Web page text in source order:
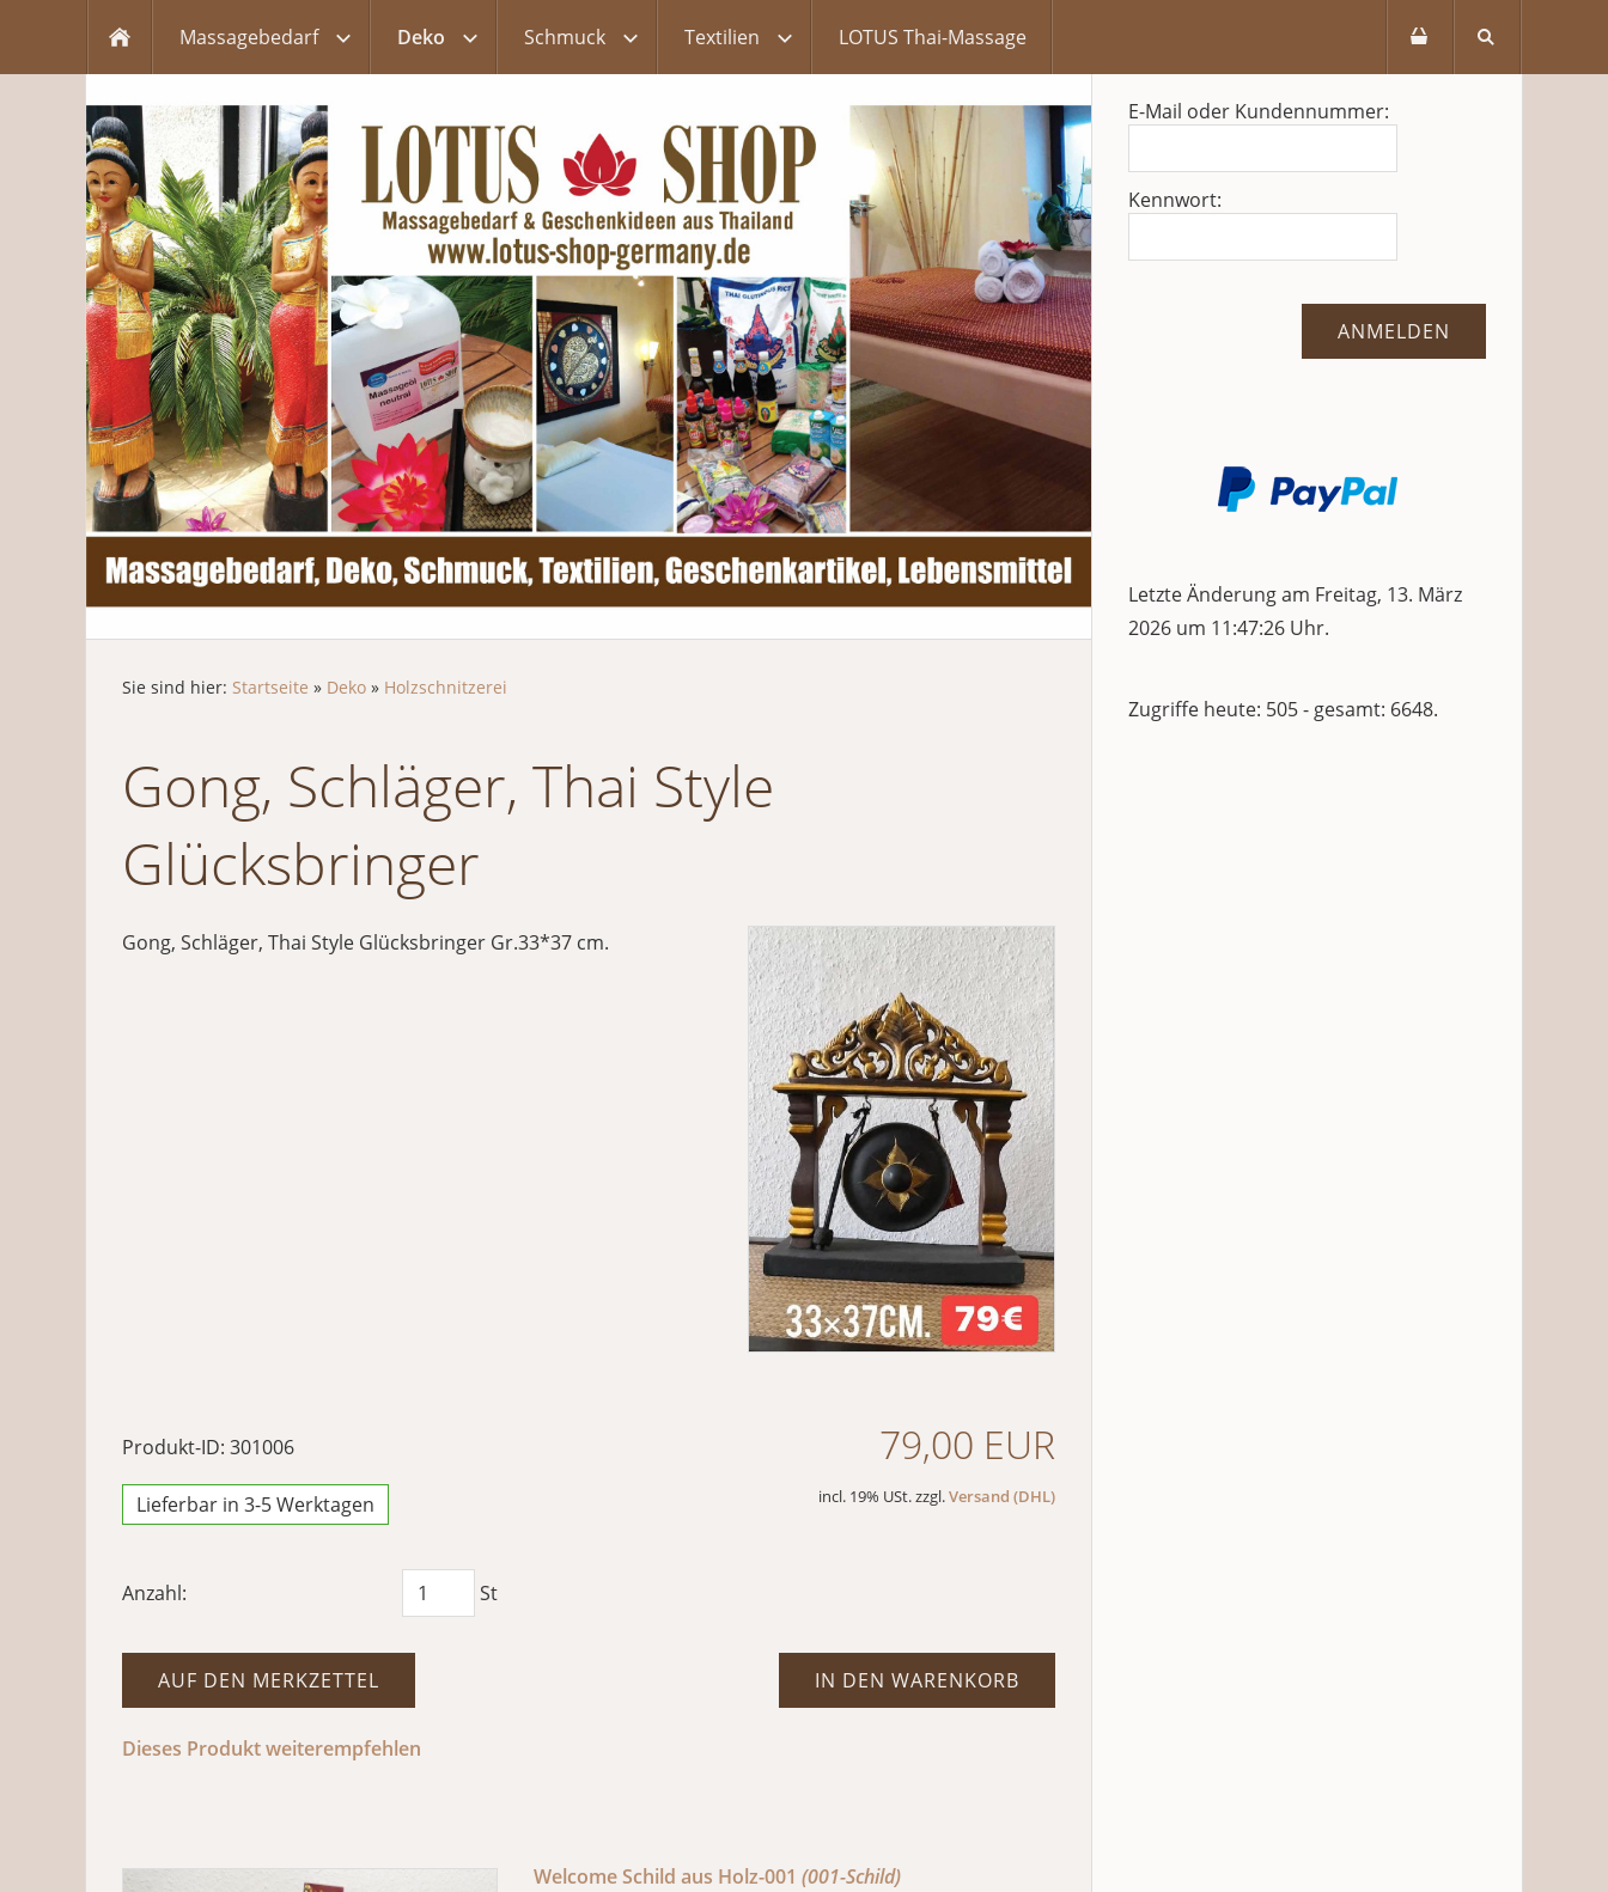
Massagebedarf Deko Schmuck Textilien LOTUS Thai-Massage
Sie sind hier: Startseite » Deko » Holzschnitzerei
Gong, Schläger, Thai Style
Glücksbringer
Gong, Schläger, Thai Style Glücksbringer Gr.33*37 cm.
Produkt-ID: 301006
Lieferbar in 3-5 Werktagen
79,00 EUR
incl. 19% USt. zzgl.Versand (DHL)
Anzahl: St
IN DEN WARENKORB
AUF DEN MERKZETTEL
Dieses Produkt weiterempfehlen
Welcome Schild aus Holz-001 (001-Schild)
E-Mail oder Kundennummer:
Kennwort:
Letzte Änderung am Freitag, 13. März
2026 um 11:47:26 Uhr.
Zugriffe heute: 505 - gesamt: 6648.